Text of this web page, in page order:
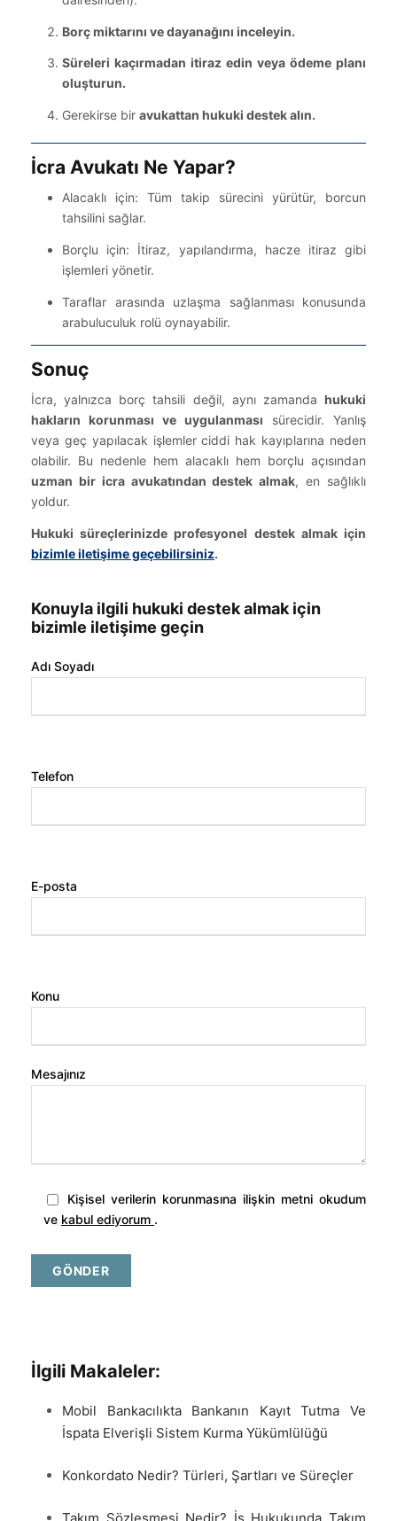
Borç miktarını ve dayanağını inceleyin.
Süreleri kaçırmadan itiraz edin veya ödeme planı
oluşturun.
Gerekirse bir avukattan hukuki destek alın.
İcra Avukatı Ne Yapar?
Alacaklı için: Tüm takip sürecini yürütür, borcun
tahsilini sağlar.
Borçlu için: İtiraz, yapılandırma, hacze itiraz gibi
işlemleri yönetir.
Taraflar arasında uzlaşma sağlanması konusunda
arabuluculuk rolü oynayabilir.
Sonuç
İcra, yalnızca borç tahsili değil, aynı zamanda hukuki
hakların korunması ve uygulanması sürecidir. Yanlış
veya geç yapılacak işlemler ciddi hak kayıplarına neden
olabilir. Bu nedenle hem alacaklı hem borçlu açısından
uzman bir icra avukatından destek almak, en sağlıklı
yoldur.
Hukuki süreçlerinizde profesyonel destek almak için
bizimle iletişime geçebilirsiniz.
Konuyla ilgili hukuki destek almak için
bizimle iletişime geçin
Adı Soyadı
Telefon
E-posta
Konu
Mesajınız
Kişisel verilerin korunmasına ilişkin metni okudum
ve kabul ediyorum .
İlgili Makaleler:
Mobil Bankacılıkta Bankanın Kayıt Tutma Ve
İspata Elverişli Sistem Kurma Yükümlülüğü
Konkordato Nedir? Türleri, Şartları ve Süreçler